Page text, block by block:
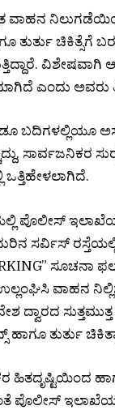
ವಾಹನ
ತುರ್ತು ಚಿಕಿತ್ಸೆಗೆ
ವಿಶೇಷವಾಗಿ
ಎಂದು ಅವರು
ಬದಿಗಳಲ್ಲಿಯೂ
ಸಾರ್ವಜನಿಕರ
ಪೊಲೀಸ್
ಸರ್ವಿಸ್
ಸೂಚನಾ
ವಾಹನ
ದ್ವಾರದ
ಹಾಗೂ ತುರ್ತು
ಹಿತದೃಷ್ಟಿಯಿಂದ
ಪೊಲೀಸ್